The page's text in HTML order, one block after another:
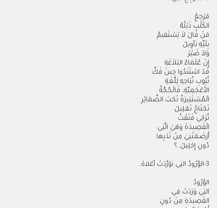
مَرْجِعُ
الكَلْبِ ذَيْلُهُ
مَنْ قَالَ لاَ يَسْتَقيمُ
بِلَيِّهِ تأوِيلْ
وَلاَ ضَيْرَ
إِنْ عُلَمَاءُ البَلاَغَةِ
قَدْ اسْتَنَدُوا حِينَ فَكِّ
نُيُوبِ نُبَاحِهِ لِلَّغَةِ
الأَعْجَمِيَّةِ، فَالْحُجَّةُ
الْمُسْتَتِيرَةُ تَحْتَ الضَّمَائِرِ
تَحْتَاجُ تَعْلِيلْ
تُرَانِي فَتَقْتُ
الْقَصِيدَةَ وَهْيَ الَّتِي
أَرْضَعَتْنِيَ مِنْ ثَدْيِها
دُونِ إِحْلِيلْ..؟
3- الوُرُودُ التِي توَرَّدَتْ أعْلاهْ..
الوُرُودُ
التِي وَرَدَتْ فِي
القَصِيدَةِ مِنْ دُونِ